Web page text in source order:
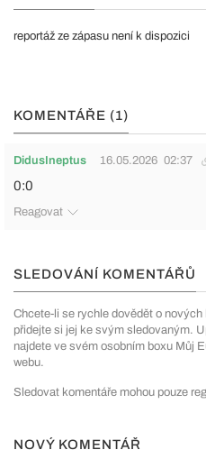
reportáž ze zápasu není k dispozici
KOMENTÁŘE (1)
DidusIneptus 16.05.2026 02:37
0:0
Reagovat
SLEDOVÁNÍ KOMENTÁŘŮ
Chcete-li se rychle dovědět o
přidejte si jej ke svým sledovaným.
najdete ve svém osobním boxu Můj
webu.
Sledovat komentáře mohou pouze
NOVÝ KOMENTÁŘ